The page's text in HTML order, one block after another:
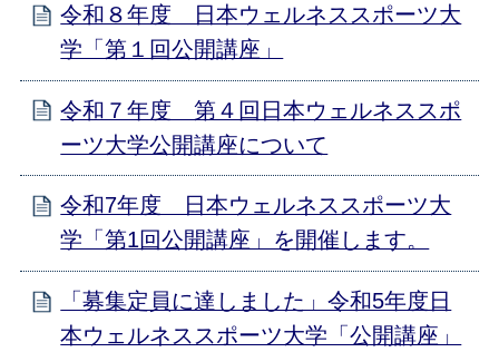
令和８年度 日本ウェルネススポーツ大
学「第１回公開講座」
令和７年度 第４回日本ウェルネススポ
ーツ大学公開講座について
令和7年度 日本ウェルネススポーツ大
学「第1回公開講座」を開催します。
「募集定員に達しました」令和5年度日
本ウェルネススポーツ大学「公開講座」